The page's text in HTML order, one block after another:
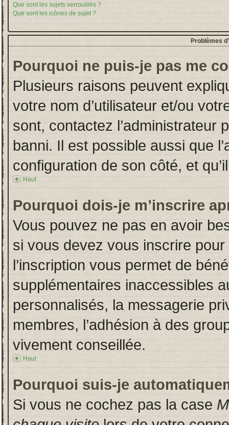
Que sont les sujets verrouillés ?
Que sont les icônes de sujet ?
Problèmes
Pourquoi ne puis-je pas me
Plusieurs raisons peuvent
votre nom d’utilisateur et/ou
sont, contactez l’administrateur
banni. Il est possible aussi que
configuration de son côté, et
Haut
Pourquoi dois-je m’inscrire
Vous pouvez ne pas en avoir
si vous devez vous inscrire
l’inscription vous permet de
supplémentaires inaccessibles
personnalisés, la messagerie
membres, l’adhésion à des
vivement conseillée.
Haut
Pourquoi suis-je
Si vous ne cochez pas la case